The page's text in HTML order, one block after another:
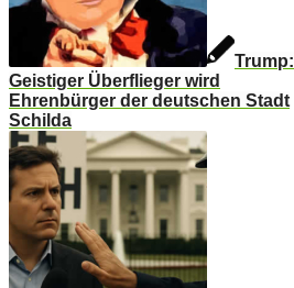
Trump:
Geistiger Überflieger wird
Ehrenbürger der deutschen Stadt
Schilda